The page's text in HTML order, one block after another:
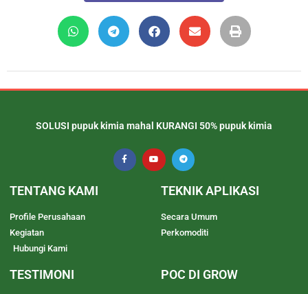
SOLUSI pupuk kimia mahal KURANGI 50% pupuk kimia
TENTANG KAMI
Profile Perusahaan
Kegiatan
Hubungi Kami
TEKNIK APLIKASI
Secara Umum
Perkomoditi
TESTIMONI
POC DI GROW